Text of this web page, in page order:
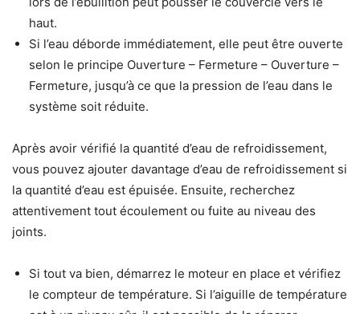
haut.
Si l’eau déborde immédiatement, elle peut être ouverte
selon le principe Ouverture – Fermeture – Ouverture –
Fermeture, jusqu’à ce que la pression de l’eau dans le
système soit réduite.
Après avoir vérifié la quantité d’eau de refroidissement,
vous pouvez ajouter davantage d’eau de refroidissement si
la quantité d’eau est épuisée. Ensuite, recherchez
attentivement tout écoulement ou fuite au niveau des
joints.
Si tout va bien, démarrez le moteur en place et vérifiez
le compteur de température. Si l’aiguille de température